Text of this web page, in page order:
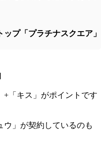
プ「プラチナスクエア」
+「キス」がポイントです
ウ」が契約しているのも